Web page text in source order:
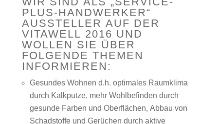
PLUS-HANDWERKER“
AUSSTELLER AUF DER
VITAWELL 2016 UND
WOLLEN SIE ÜBER
FOLGENDE THEMEN
INFORMIEREN:
Gesundes Wohnen d.h. optimales Raumklima
durch Kalkputze, mehr Wohlbefinden durch
gesunde Farben und Oberflächen, Abbau von
Schadstoffe und Gerüchen durch aktive